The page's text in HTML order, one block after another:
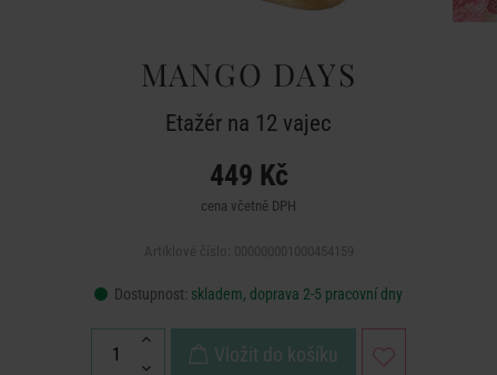
MANGO DAYS
Etažér na 12 vajec
449 Kč
cena včetně DPH
Dostupnost: skladem, doprava 2-5 pracovní dny
Vložit do košíku